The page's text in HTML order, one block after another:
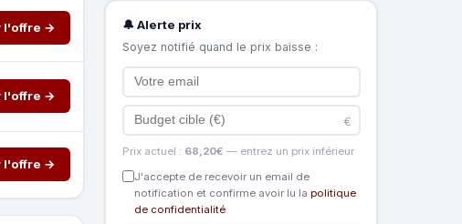
l'offre →
l'offre →
l'offre →
🔔 Alerte prix
Soyez notifié quand le prix baisse :
€
Prix actuel : 68,20€ — entrez un prix inférieur
J'accepte de recevoir un email de
notification et confirme avoir lu la politique
de confidentialité.